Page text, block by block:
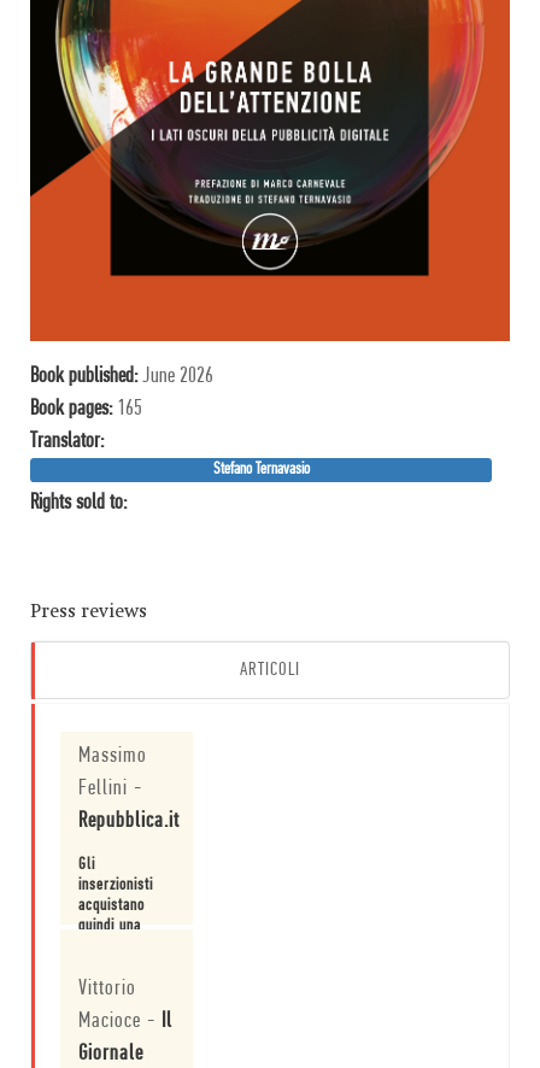
Book published:June 2026
Book pages: 165
Translator:
Stefano Ternavasio
Rights sold to:
Press reviews
ARTICOLI
Massimo
Fellini -
Repubblica.it
Gli
inserzionisti
acquistano
quindi una
possono
accertare fino
in fondo il
valore reale e
Vittorio
Macioce - Il
Giornale